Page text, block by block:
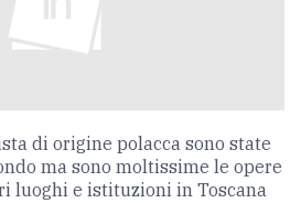
di origine polacca sono state
ma sono moltissime le opere
luoghi e istituzioni in Toscana